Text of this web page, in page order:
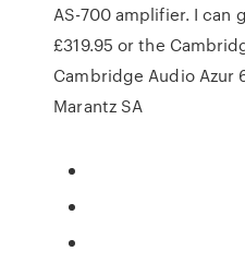
AS-700 amplifier. I can
£319.95 or the
Cambridge Audio Azur
Marantz SA